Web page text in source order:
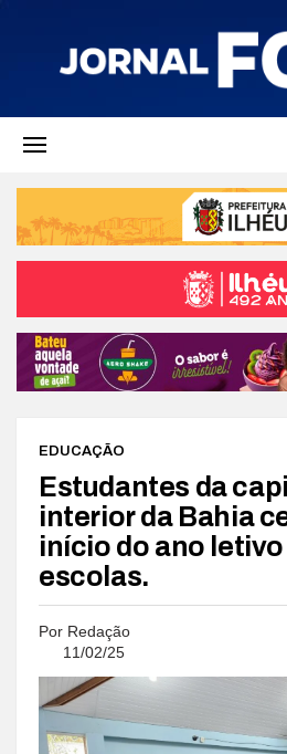
EDUCAÇÃO
Estudantes da
interior da Bahia
início do ano
escolas.
Por Redação
11/02/25